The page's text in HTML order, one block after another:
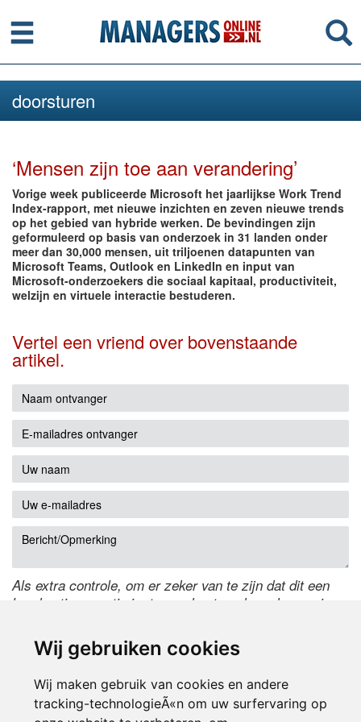
Wij gebruiken cookies
Wij maken gebruik van cookies en andere
tracking-technologieÃ«n om uw surfervaring op
Menu
doorsturen
‘Mensen zijn toe aan verandering’
Vorige week publiceerde Microsoft het jaarlijkse Work Trend
Index-rapport, met nieuwe inzichten en zeven nieuwe trends
op het gebied van hybride werken. De bevindingen zijn
geformuleerd op basis van onderzoek in 31 landen onder
meer dan 30,000 mensen, uit triljoenen datapunten van
Microsoft Teams, Outlook en LinkedIn en input van
Microsoft-onderzoekers die sociaal kapitaal, productiviteit,
welzijn en virtuele interactie bestuderen.
Vertel een vriend over bovenstaande
artikel.
Als extra controle, om er zeker van te zijn dat dit een
handmatige reactie is, typ onderstaande code over in
de code te wijzigen.